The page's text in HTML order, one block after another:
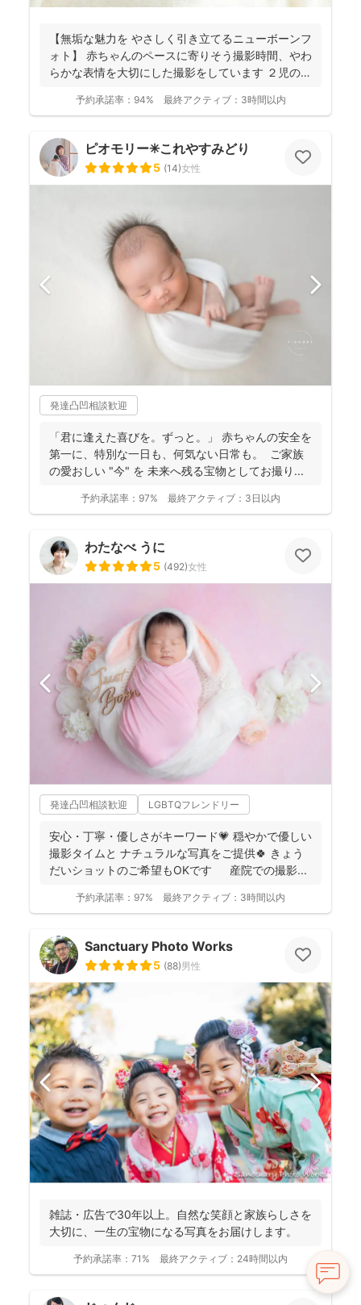
【無垢な魅力を やさしく引き立てるニューボーンフ
ォト】 赤ちゃんのペースに寄りそう撮影時間、やわ
らかな表情を大切にした撮影をしています ２児の母
予約承諾率： 94% 最終アクティブ： 3時間以内
ピオモリー✳︎これやすみどり
5 (14)女性
発達凸凹相談歓迎
「君に逢えた喜びを。ずっと。」 赤ちゃんの安全を
第一に、特別な一日も、何気ない日常も。 ご家族
の愛おしい "今" を 未来へ残る宝物としてお撮り...
予約承諾率： 97% 最終アクティブ： 3日以内
わたなべ うに
5 (492)女性
発達凸凹相談歓迎 LGBTQフレンドリー
安心・丁寧・優しさがキーワード💗 穏やかで優しい
撮影タイムと ナチュラルな写真をご提供🍀 きょう
だいショットのご希望もOKです 産院での撮影...
予約承諾率： 97% 最終アクティブ： 3時間以内
Sanctuary Photo Works
5 (88)男性
雑誌・広告で30年以上。自然な笑顔と家族らしさを
大切に、一生の宝物になる写真をお届けします。
予約承諾率： 71% 最終アクティブ： 24時間以内